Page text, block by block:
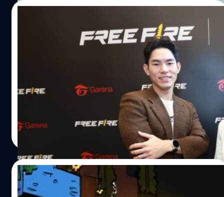
โลกอนาคตที่เทคโนโลยีหุ่นยนต์และมนุษย์หลอมรวมเป็นหนึ่ง
เดียว เกมไม่ได้ระบุปีที่แน่ชัด แต่งานภาพสื่อถึงความล้ำสมัยที่
แฝงไปด้วยความอ้างว้าง เราจะได้รับบทเป็น Hugh หัวหน้าทีม
สำรวจสุดเท่ที่ต้องบุกตะลุยเข้าไปยังสถานีขุดเจาะที่เงียบหาย
ไปอย่างปริศนา ที่นั่นเอง Hugh ได้พบกับจุดเปลี่ยนสำคัญนั่น
คือหุ่นยนต์รหัสลับ DI-0336-7 หรือที่เรียกกันสั้นๆ ว่า "Diana"
สาวน้อยจักรกลผู้กุมกุญแจสำคัญของเรื่องราวทั้งหมด ทั้งคู่
ต้องกลายเป็นคู่หูต่างขั้วที่ต้องพึ่งพากันและกัน Hugh คือ
"ดาบ" ที่คอยฟาดฟันศัตรู ส่วน Diana คือ "สมอง" ที่คอยเจาะ
เข้าถึงระบบที่ซับซ้อน เพื่อเอาตัวรอดจากหายนะที่กำลังคืบ
คลานเข้ามา Gameplay: มิติใหม่แห่งการต่อสู้ "เล่นหนึ่ง
เหมือนเล่นสอง" นี่คือจุดที่ Pragmata…
Garena Free Fire กางโรดแมปปี 2026 รุก
ตลาดไทยเต็มสูบ ชู 4 กลยุทธ์หลัก อีสปอร์ต
โลก-อนิเมะ-ซอฟต์พาวเวอร์-ดนตรี ขับเคลื่อน
การีนา (ประเทศไทย) ประกาศทิศทางธุรกิจปี 2569 ของ
Garena Free Fire ในโอกาสก้าวเข้าสู่ปีที่ 9 อย่างยิ่งใหญ่ โดย
มุ่งเน้นการขับเคลื่อนผ่าน 3 กลยุทธ์หลักคือ อีสปอร์ต ครีเอ
เตอร์ และคอนเทนต์ เพื่อตอกย้ำตำแหน่งเกมมือถือที่มียอด
ดาวน์โหลดสูงสุดในไทยติดต่อกัน 7 ปีซ้อน และมียอด
ดาวน์โหลดสะสมกว่า 88 ล้านครั้ง โดยในปีนี้การีนาตั้งเป้าให้
Free Fire เป็นมากกว่าเกม แต่เป็นพื้นที่ทางสังคม (Social Fun)
และพื้นที่แสดงออกของคนรุ่นใหม่ผ่านวัฒนธรรมย่อยที่หลาก
หลาย สอดรับกับมูลค่าตลาดอีสปอร์ตไทยในปี 2568 ที่พุ่งสูง
ถึง 36,500 ล้านบาท ในด้านอีสปอร์ต การีนามุ่งผลักดันตั้งแต่
ระดับรากหญ้าไปจนถึงระดับสากล ผ่านรายการแข่งขันอย่าง
กานต์สิรี บัววิชัยศิลป์| 138 days ago
23/03/2026
สานฝันคอเกม Minecraft ! อังกฤษเตรียมเปิด